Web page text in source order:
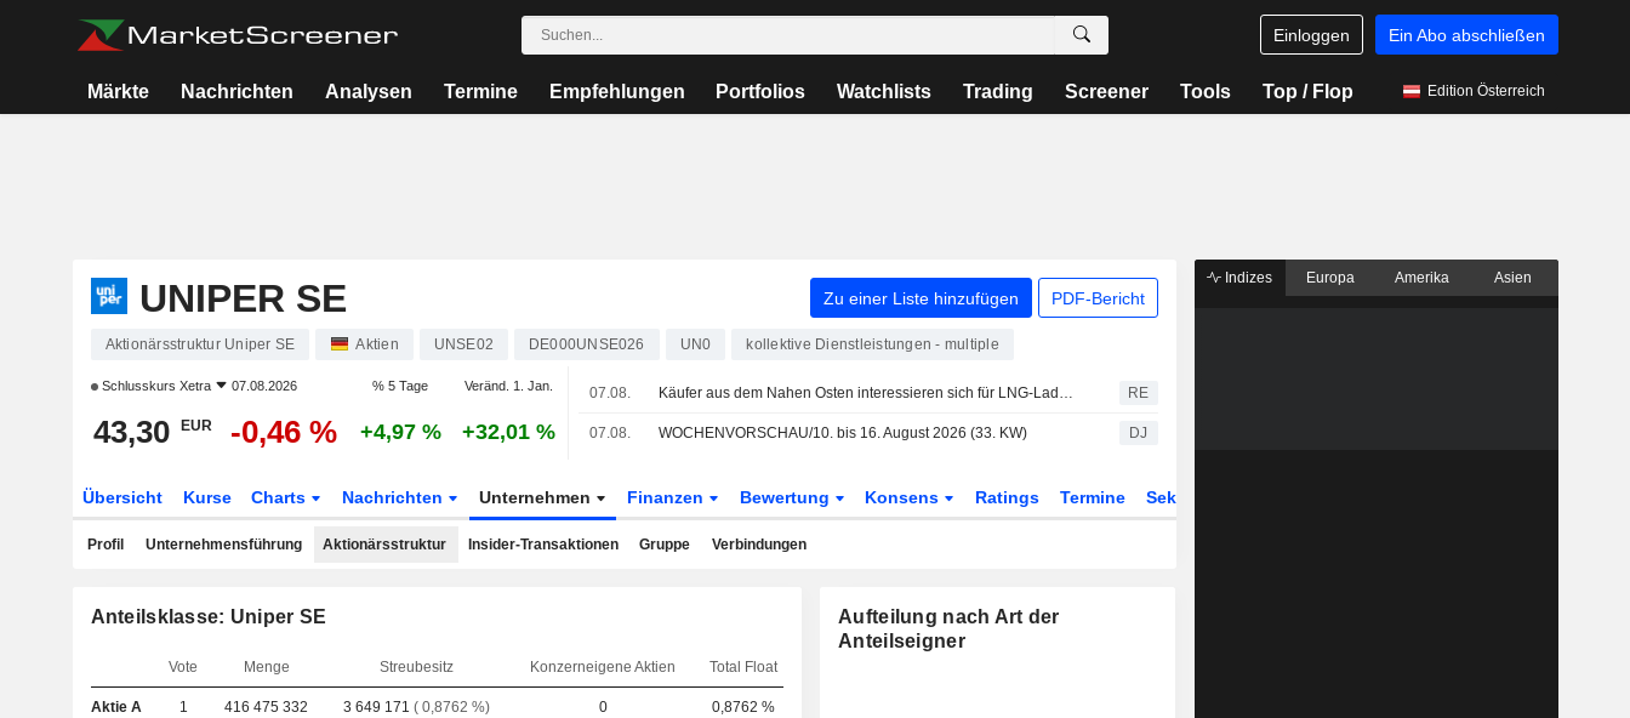
Einloggen Ein Abo abschließen
Märkte Nachrichten Analysen Termine Empfehlungen Portfolios Watchlists Trading Screener Tools Top / Flop Edition Österreich
UNIPER SE Zu einer Liste hinzufügen PDF-Bericht
Aktionärsstruktur Uniper SE Aktien UNSE02 DE000UNSE026 UN0 kollektive Dienstleistungen - multiple
Schlusskurs Xetra 07.08.2026 % 5 Tage Veränd. 1. Jan.
43,30 EUR -0,46 % +4,97 % +32,01 %
07.08. Käufer aus dem Nahen Osten interessieren sich für LNG-Ladungen aus Kanada, sagt Pacific Energy RE
07.08. WOCHENVORSCHAU/10. bis 16. August 2026 (33. KW) DJ
Übersicht Kurse Charts Nachrichten Unternehmen Finanzen Bewertung Konsens Ratings Termine Sektor
Profil Unternehmensführung Aktionärsstruktur Insider-Transaktionen Gruppe Verbindungen
Anteilsklasse: Uniper SE
Vote Menge Streubesitz Konzerneigene Aktien Total Float
Aktie A 1 416 475 332 3 649 171 ( 0,8762 %) 0 0,8762 %
Aufteilung nach Art der
Anteilseigner
Indizes Europa Amerika Asien